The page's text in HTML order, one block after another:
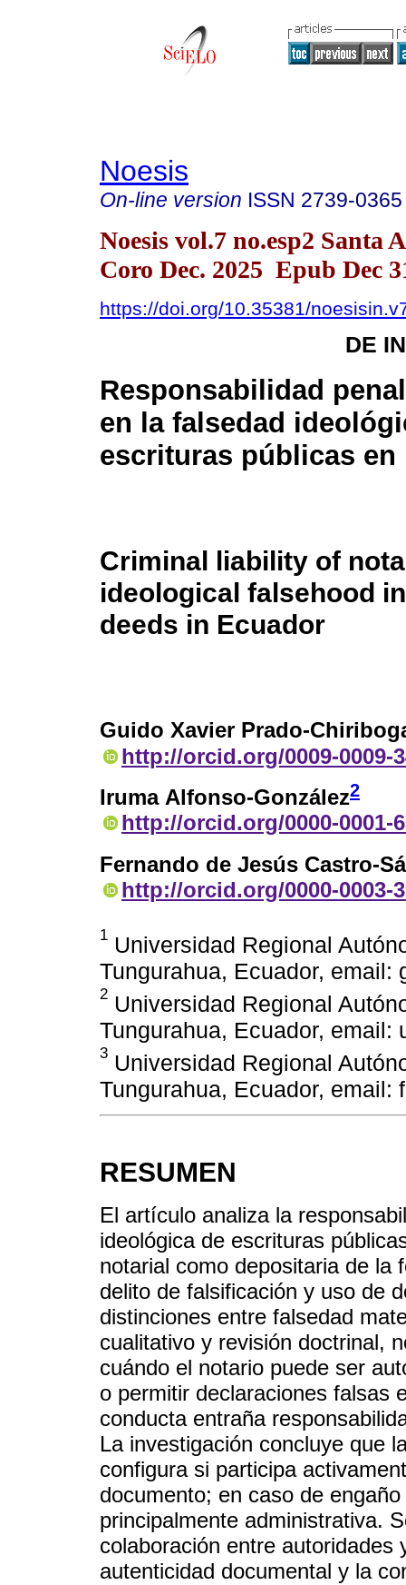
Noesis
On-line version ISSN 2739-0365
Noesis vol.7 no.esp2 Santa
Coro Dec. 2025 Epub Dec
https://doi.org/10.35381/
DE
Responsabilidad
en la falsedad
escrituras públicas en
Criminal liability of
ideological falsehood
deeds in Ecuador
Guido Xavier Prado-
http://orcid.org/0009-0009-
Iruma Alfonso-González2
http://orcid.org/0000-0001-
Fernando de Jesús Castro-
http://orcid.org/0000-0003-
1 Universidad Regional
Tungurahua, Ecuador, email:
2 Universidad Regional
Tungurahua, Ecuador, email:
3 Universidad Regional
Tungurahua, Ecuador, email:
RESUMEN
El artículo analiza la
ideológica de escrituras
notarial como depositaria de la
delito de falsificación y uso de
distinciones entre falsedad
cualitativo y revisión doctrinal,
cuándo el notario puede ser
o permitir declaraciones falsas
conducta entraña
La investigación concluye que
configura si participa
documento; en caso de
principalmente administrativa.
colaboración entre autoridades
autenticidad documental y la